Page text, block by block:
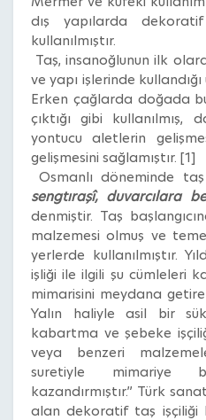
dış yapılarda
kullanılmıştır.
Taş, insanoğlunun ilk
ve yapı işlerinde
Erken çağlarda doğada
çıktığı gibi kullanılmış,
yontucu aletlerin
gelişmesini sağlamıştır. [1]
Osmanlı döneminde
sengtıraşî, duvarcılara
denmiştir. Taş
malzemesi olmuş ve
yerlerde kullanılmıştır.
işliği ile ilgili şu cümleleri
mimarisini meydana
Yalın haliyle asil bir
kabartma ve şebeke
veya benzeri
suretiyle mimariye
kazandırmıştır.” Türk
alan dekoratif taş işçiliği